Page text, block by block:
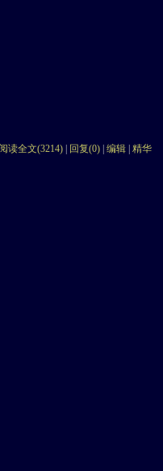
阅读全文(3214)| 回复(0)| 编辑| 精华